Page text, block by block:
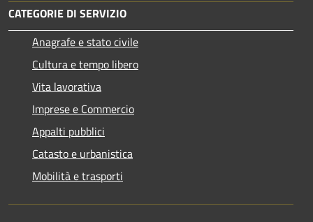
CATEGORIE DI SERVIZIO
Anagrafe e stato civile
Cultura e tempo libero
Vita lavorativa
Imprese e Commercio
Appalti pubblici
Catasto e urbanistica
Mobilità e trasporti